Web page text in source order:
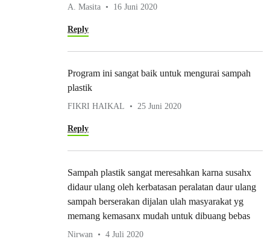
A. Masita 16 Juni 2020
Reply
Program ini sangat baik untuk mengurai sampah
plastik
FIKRI HAIKAL 25 Juni 2020
Reply
Sampah plastik sangat meresahkan karna susahx
didaur ulang oleh kerbatasan peralatan daur ulang
sampah berserakan dijalan ulah masyarakat yg
memang kemasanx mudah untuk dibuang bebas
Nirwan 4 Juli 2020